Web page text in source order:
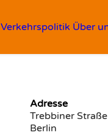
Verkehrspolitik Über
Adresse
Trebbiner
Berlin